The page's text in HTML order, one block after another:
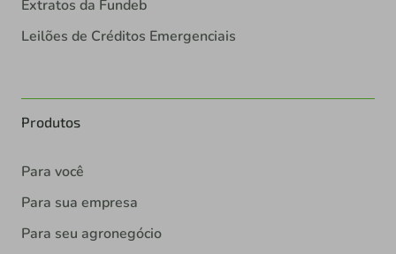
Extratos da Fundeb
Leilões de Créditos Emergenciais
Produtos
Para você
Para sua empresa
Para seu agronegócio